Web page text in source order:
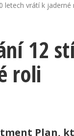
letech vrátí k jaderné
12
roli
Plan,